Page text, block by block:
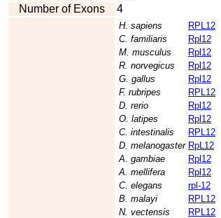
Number of Exons
4
H. sapiens
RPL12
C. familiaris
Rpl12
M. musculus
Rpl12
R. norvegicus
Rpl12
G. gallus
Rpl12
F. rubripes
RPL12
D. rerio
Rpl12
O. latipes
Rpl12
C. intestinalis
RPL12
D. melanogaster RpL12
A. gambiae
Rpl12
A. mellifera
Rpl12
C. elegans
rpl-12
B. malayi
RPL12
N. vectensis
RPL12